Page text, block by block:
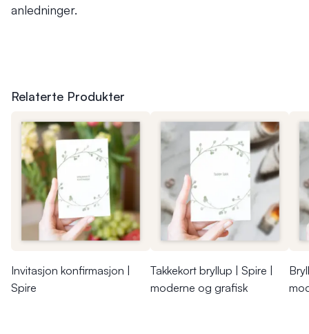
anledninger.
Relaterte Produkter
Invitasjon konfirmasjon |
Spire
Takkekort bryllup | Spire |
moderne og grafisk